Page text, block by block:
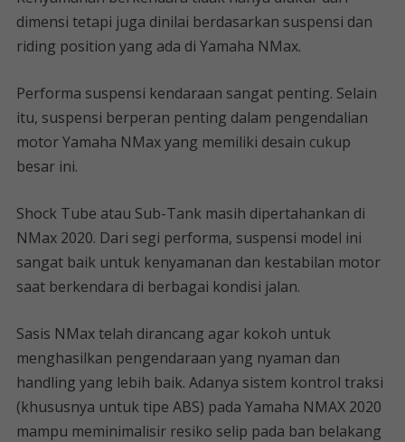
dimensi tetapi juga dinilai berdasarkan suspensi dan
riding position yang ada di Yamaha NMax.
Performa suspensi kendaraan sangat penting. Selain
itu, suspensi berperan penting dalam pengendalian
motor Yamaha NMax yang memiliki desain cukup
besar ini.
Shock Tube atau Sub-Tank masih dipertahankan di
NMax 2020. Dari segi performa, suspensi model ini
sangat baik untuk kenyamanan dan kestabilan motor
saat berkendara di berbagai kondisi jalan.
Sasis NMax telah dirancang agar kokoh untuk
menghasilkan pengendaraan yang nyaman dan
handling yang lebih baik. Adanya sistem kontrol traksi
(khususnya untuk tipe ABS) pada Yamaha NMAX 2020
mampu meminimalisir resiko selip pada ban belakang